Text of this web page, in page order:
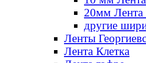
20мм Лента
другие
Ленты
Лента Клетка